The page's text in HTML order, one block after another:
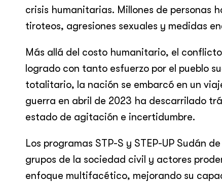
crisis humanitarias. Millones de personas
tiroteos, agresiones sexuales y medidas
Más allá del costo humanitario, el
logrado con tanto esfuerzo por el pueblo
totalitario, la nación se embarcó en un
guerra en abril de 2023 ha descarrilado
estado de agitación e incertidumbre.
Los programas STP-S y STEP-UP Sudán
grupos de la sociedad civil y actores
enfoque multifacético, mejorando su